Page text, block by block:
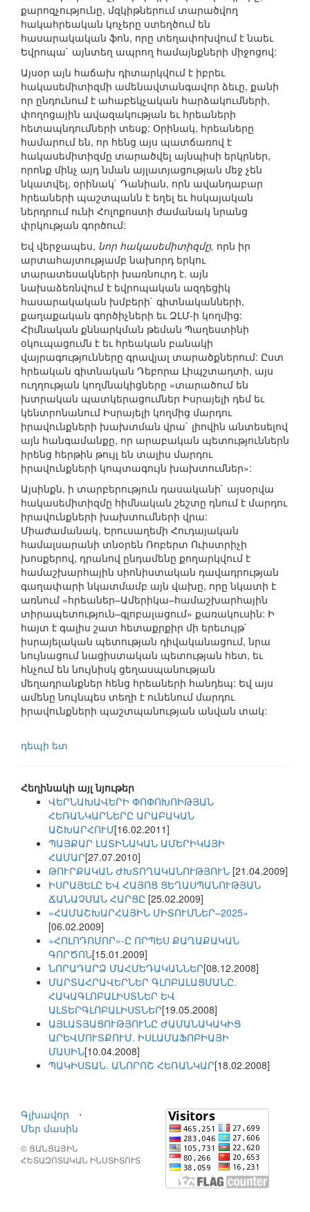
քարոզչությունը, մզկիթներում տարածվող
հակահրեական կոչերը ստեղծում են
հասարակական ֆոն, որը տեղափոխվում է նաեւ
Եվրոպա` այնտեղ ապրող համայնքների միջոցով:
Այսօր այն հաճախ դիտարկվում է իբրեւ
հակասեմիտիզմի ամենավտանգավոր ձեւը, քանի
որ ընդունում է ահաբեկչական հարձակումների,
փողոցային ավազակության եւ հրեաների
հետապնդումների տեսք: Օրինակ, հրեաները
համարում են, որ հենց այս պատճառով է
հակասեմիտիզմը տարածվել այնպիսի երկրներ,
որոնք մինչ այդ նման այլատյացության մեջ չեն
նկատվել, օրինակ` Դանիան, որն ավանդաբար
հրեաների պաշտպանն է եղել եւ հսկայական
ներդրում ունի Հոլոքոստի ժամանակ նրանց
փրկության գործում:
Եվ վերջապես, նոր հակասեմիտիզմը, որն իր
արտահայտությամբ նախորդ երկու
տարատեսակների խառնուրդ է. այն
նախաձեռնվում է եվրոպական ազդեցիկ
հասարակական խմբերի` գիտնականների,
քաղաքական գործիչների եւ ԶԼՄ-ի կողմից:
Հիմնական քննարկման թեման Պաղեստինի
օկուպացումն է եւ հրեական բանակի
վայրագությունները գրավյալ տարածքներում: Ըստ
հրեական գիտնական Դեբորա Լիպշտադտի, այս
ուղղության կողմնակիցները «տարածում են
խտրական պատկերացումներ Իսրայելի դեմ եւ
կենտրոնանում Իսրայելի կողմից մարդու
իրավունքների խախտման վրա` լիովին անտեսելով
այն հանգամանքը, որ արաբական պետություններն
իրենց հերթին թույլ են տալիս մարդու
իրավունքների կոպտագույն խախտումներ»:
Այսինքն, ի տարբերություն դասականի` այսօրվա
հակասեմիտիզմը հիմնական շեշտը դնում է մարդու
իրավունքների խախտումների վրա:
Միաժամանակ, Երուսաղեմի Հուդայական
համալսարանի տնօրեն Ռոբերտ Ուիստրիչի
խոսքերով, դրանով ընդամենը քողարկվում է
համաշխարհային սիոնիստական դավադրության
գաղափարի նկատմամբ այն վախը, որը նկատի է
առնում «հրեաներ–Ամերիկա–համաշխարհային
տիրապետություն–գլոբալացում» քառակուսին: Ի
հայտ է գալիս շատ հետաքրքիր մի երեւույթ`
իսրայելական պետության դիվականացում, նրա
նույնացում նացիստական պետության հետ, եւ
հնչում են նույնիսկ ցեղասպանության
մեղադրանքներ հենց հրեաների հանդեպ: Եվ այս
ամենը նույնպես տեղի է ունենում մարդու
իրավունքների պաշտպանության անվան տակ:
դեպի ետ
Հեղինակի այլ նյութեր
ՎԵՐՆԱԽԱՎԵՐԻ ՓՈՓՈԽՈԻԹՅԱՆ
ՀԵՌԱՆԿԱՐՆԵՐԸ ԱՐԱԲԱԿԱՆ
ԱՇԽԱՐՀՈՒՄ[16.02.2011]
ՊԱՅՔԱՐ ԼԱՏԻՆԱԿԱՆ ԱՄԵՐԻԿԱՅԻ
ՀԱՄԱՐ[27.07.2010]
ԹՈՒՐՔԱԿԱՆ ԺԽՏՈՂԱԿԱՆՈՒԹՅՈՒՆ [21.04.2009]
ԻՍՐԱՅԵԼԸ ԵՎ ՀԱՅՈՑ ՑԵՂԱՍՊԱՆՈՒԹՅԱՆ
ՃԱՆԱՉՄԱՆ ՀԱՐՑԸ [25.02.2009]
«ՀԱՄԱՇԽԱՐՀԱՅԻՆ ՄԻՏՈՒՄՆԵՐ–2025»
[06.02.2009]
«ՀՈԼՈԴՈՄՈՐ»-Ը ՈՐՊԵՍ ՔԱՂԱՔԱԿԱՆ
ԳՈՐԾՈՆ[15.01.2009]
ՆՈՐԱԴԱՐՁ ՄԱՀՄԵԴԱԿԱՆՆԵՐ[08.12.2008]
ՄԱՐՏԱՀՐԱՎԵՐՆԵՐ ԳԼՈԲԱԼԱՑՄԱՆԸ.
ՀԱԿԱԳԼՈԲԱԼԻՍՏՆԵՐ ԵՎ
ԱԼՏԵՐԳԼՈԲԱԼԻՍՏՆԵՐ[19.05.2008]
ԱՅԼԱՏՅԱՑՈՒԹՅՈՒՆԸ ԺԱՄԱՆԱԿԱԿԻՑ
ԱՐԵՎՄՈՒՏՔՈՒՄ. ԻՍԼԱՄԱՖՈԲԻԱՅԻ
ՄԱՍԻՆ[10.04.2008]
ՊԱԿԻՍՏԱՆ. ԱՆՈՐՈՇ ՀԵՌԱՆԿԱՐ[18.02.2008]
Գլխավոր
⋅
Մեր մասին
© ՑԱՆՑԱՅԻՆ
ՀԵՏԱԶՈՏԱԿԱՆ ԻՆՍՏԻՏՈՒՏ